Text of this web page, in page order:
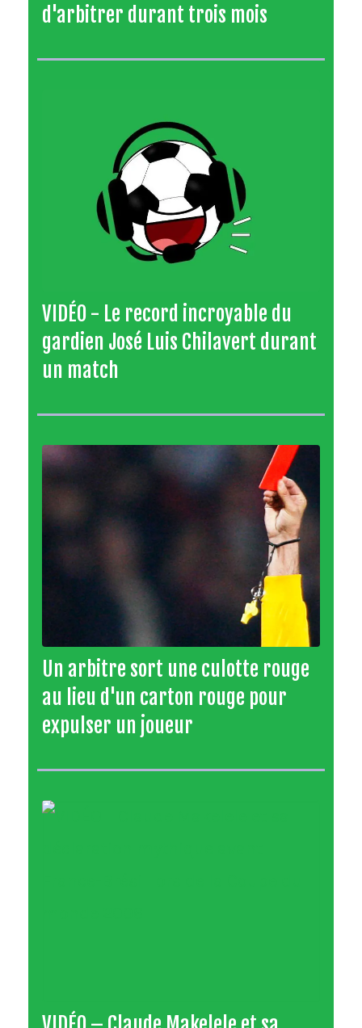
d'arbitrer durant trois mois
VIDÉO - Le record incroyable du
gardien José Luis Chilavert durant
un match
Un arbitre sort une culotte rouge
au lieu d'un carton rouge pour
expulser un joueur